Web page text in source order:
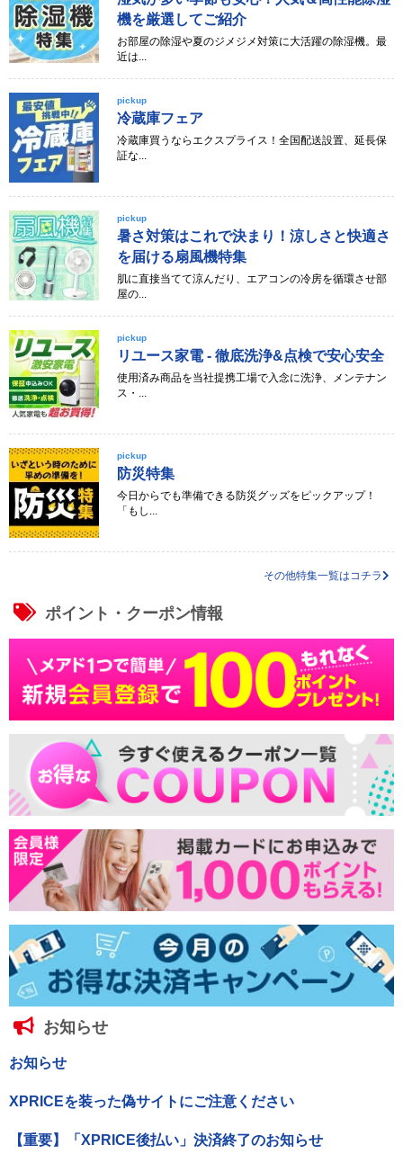
機を厳選してご紹介
お部屋の除湿や夏のジメジメ対策に大活躍の除湿機。最
近は...
pickup
冷蔵庫フェア
冷蔵庫買うならエクスプライス！全国配送設置、延長保
証な...
pickup
暑さ対策はこれで決まり！涼しさと快適さ
を届ける扇風機特集
肌に直接当てて涼んだり、エアコンの冷房を循環させ部
屋の...
pickup
リユース家電 - 徹底洗浄&点検で安心安全
使用済み商品を当社提携工場で入念に洗浄、メンテナン
ス・...
pickup
防災特集
今日からでも準備できる防災グッズをピックアップ！
「もし...
その他特集一覧はコチラ
ポイント・クーポン情報
お知らせ
お知らせ
XPRICEを装った偽サイトにご注意ください
【重要】「XPRICE後払い」決済終了のお知らせ